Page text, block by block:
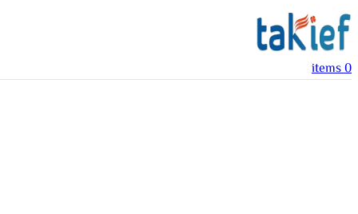
0
items